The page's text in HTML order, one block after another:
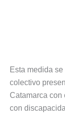
Esta medida
colectivo
Catamarca
con